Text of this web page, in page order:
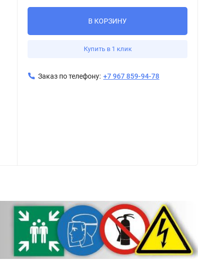
В КОРЗИНУ
Купить в 1 клик
Заказ по телефону: +7 967 859-94-78